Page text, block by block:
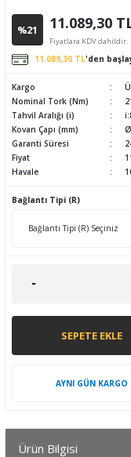
%21 11.089,30
Fiyatlara KDV dahildir.
11.089,30 TL'den
Kargo
Nominal Tork (Nm)
Tahvil Aralığı (i)
Kovan Çapı (mm)
Garanti Süresi
Fiyat
Havale
Bağlantı Tipi (R)
SEPETE EKLE
AYNI GÜN KARGO
Ürün Bilgisi